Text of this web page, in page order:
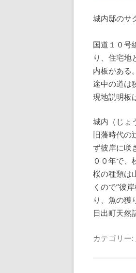
城内邸の
国道１０号
り、住宅地
内板がある。
途中の道は
現地説明板
城内（じょ
旧藩時代の
ず彼岸に咲
００年で、
桜の種類は
くので“彼
り、魚の獲
日出町天然
カテゴリー: